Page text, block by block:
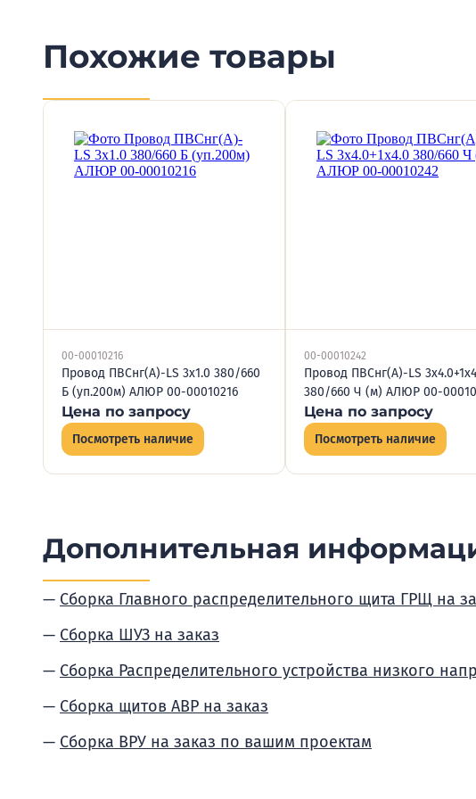
Похожие товары
00-00010216
Провод ПВСнг(А)-LS 3х1.0 380/660
Б (уп.200м) АЛЮР 00-00010216
Цена по запросу
Посмотреть наличие
00-00010242
Провод ПВСнг(А)-LS
380/660 Ч (м) АЛЮР 00-
Цена по запросу
Посмотреть наличие
Дополнительная
Сборка Главного распределительного щита ГРЩ на
Сборка ШУЗ на заказ
Сборка Распределительного устройства низкого
Сборка щитов АВР на заказ
Сборка ВРУ на заказ по вашим проектам